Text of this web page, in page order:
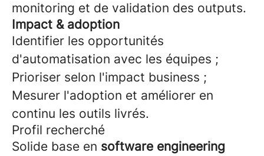
monitoring et de validation des outputs.
Impact & adoption
Identifier les opportunités
d'automatisation avec les équipes ;
Prioriser selon l'impact business ;
Mesurer l'adoption et améliorer en
continu les outils livrés.
Profil recherché
Solide base en software engineering